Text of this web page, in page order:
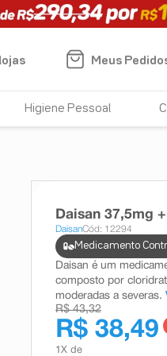
Meus
Higiene Pessoal
Daisan 37,5mg
DaisanCód: 12294
Medicamento
Daisan é um
composto por
moderadas a severas.
R$ 43,32
R$ 38,49
1 X de